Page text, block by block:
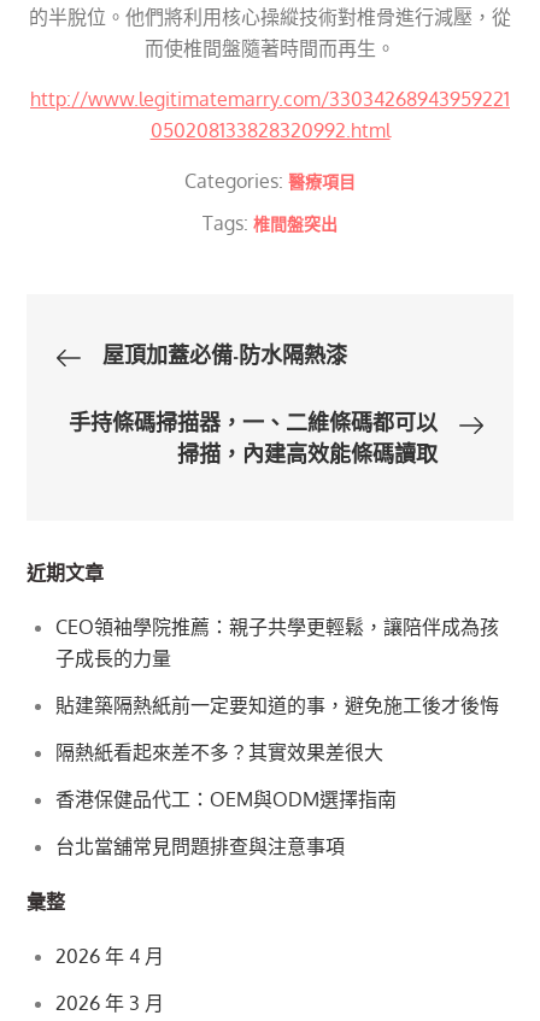
的半脫位。他們將利用核心操縱技術對椎骨進行減壓，從
而使椎間盤隨著時間而再生。
http://www.legitimatemarry.com/33034268943959221
050208133828320992.html
Categories: 醫療項目
Tags: 椎間盤突出
文
章
覽
屋頂加蓋必備-防水隔熱漆
手持條碼掃描器，一、二維條碼都可以
掃描，內建高效能條碼讀取
近期文章
CEO領袖學院推薦：親子共學更輕鬆，讓陪伴成為孩
子成長的力量
貼建築隔熱紙前一定要知道的事，避免施工後才後悔
隔熱紙看起來差不多？其實效果差很大
香港保健品代工：OEM與ODM選擇指南
台北當舖常見問題排查與注意事項
彙整
2026 年 4 月
2026 年 3 月